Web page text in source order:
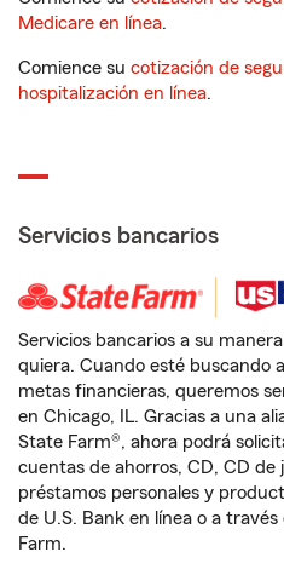
Medicare en línea.
Comience su cotización de
hospitalización en línea.
Servicios bancarios
Servicios bancarios a su
quiera. Cuando esté buscando
metas financieras, queremos
en Chicago, IL. Gracias a una
State Farm®, ahora podrá
cuentas de ahorros, CD, CD
préstamos personales y
de U.S. Bank en línea o a
Farm.